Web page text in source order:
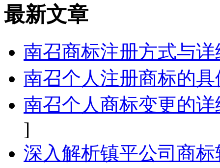
最新文章
南召商标注册方式与
南召个人注册商标的
南召个人商标变更的
]
深入解析镇平公司商